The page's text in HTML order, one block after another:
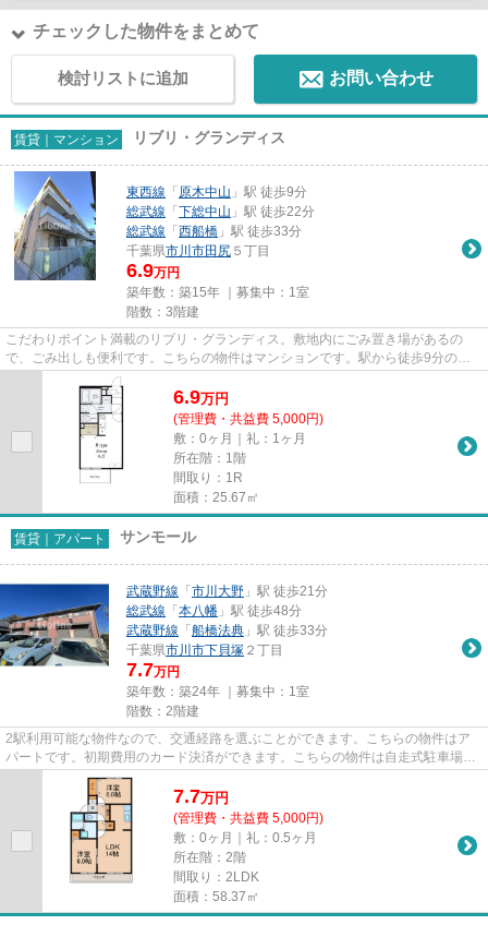
チェックした物件をまとめて
検討リストに追加 お問い合わせ
賃貸｜マンション リブリ・グランディス
東西線 「 原木中山 」駅 徒歩9分
総武線 「 下総中山 」駅 徒歩22分
総武線 「 西船橋 」駅 徒歩33分
千葉県市川市田尻 ５丁目
6.9万円
築年数：築15年 ｜募集中： 1室
階数：3階建
こだわりポイント満載のリブリ・グランディス。敷地内にごみ置き場があるの
で、ごみ出しも便利です。こちらの物件はマンションです。駅から徒歩9分の物
件で、アクセス良好です。物件の...
6.9万円
(管理費・共益費 5,000円)
敷：0ヶ月｜礼：1ヶ月
所在階：1階
間取り：1R
面積：25.67㎡
賃貸｜アパート サンモール
武蔵野線 「 市川大野 」駅 徒歩21分
総武線 「 本八幡 」駅 徒歩48分
武蔵野線 「 船橋法典 」駅 徒歩33分
千葉県市川市下貝塚 ２丁目
7.7万円
築年数：築24年 ｜募集中： 1室
階数：2階建
2駅利用可能な物件なので、交通経路を選ぶことができます。こちらの物件はア
パートです。初期費用のカード決済ができます。こちらの物件は自走式駐車場が
ご利用いただけます。できるだ...
7.7万円
(管理費・共益費 5,000円)
敷：0ヶ月｜礼：0.5ヶ月
所在階：2階
間取り：2LDK
面積：58.37㎡